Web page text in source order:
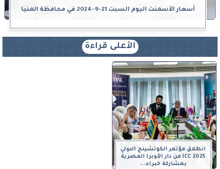
أسعار الأسمنت اليوم السبت 21-9-2024 في محافظة المنيا
الأعلى قراءة
انطلاق مؤتمر الكوتشينج الدولي
ICC 2025 من دار الأوبرا المصرية
بمشاركة خبراء...